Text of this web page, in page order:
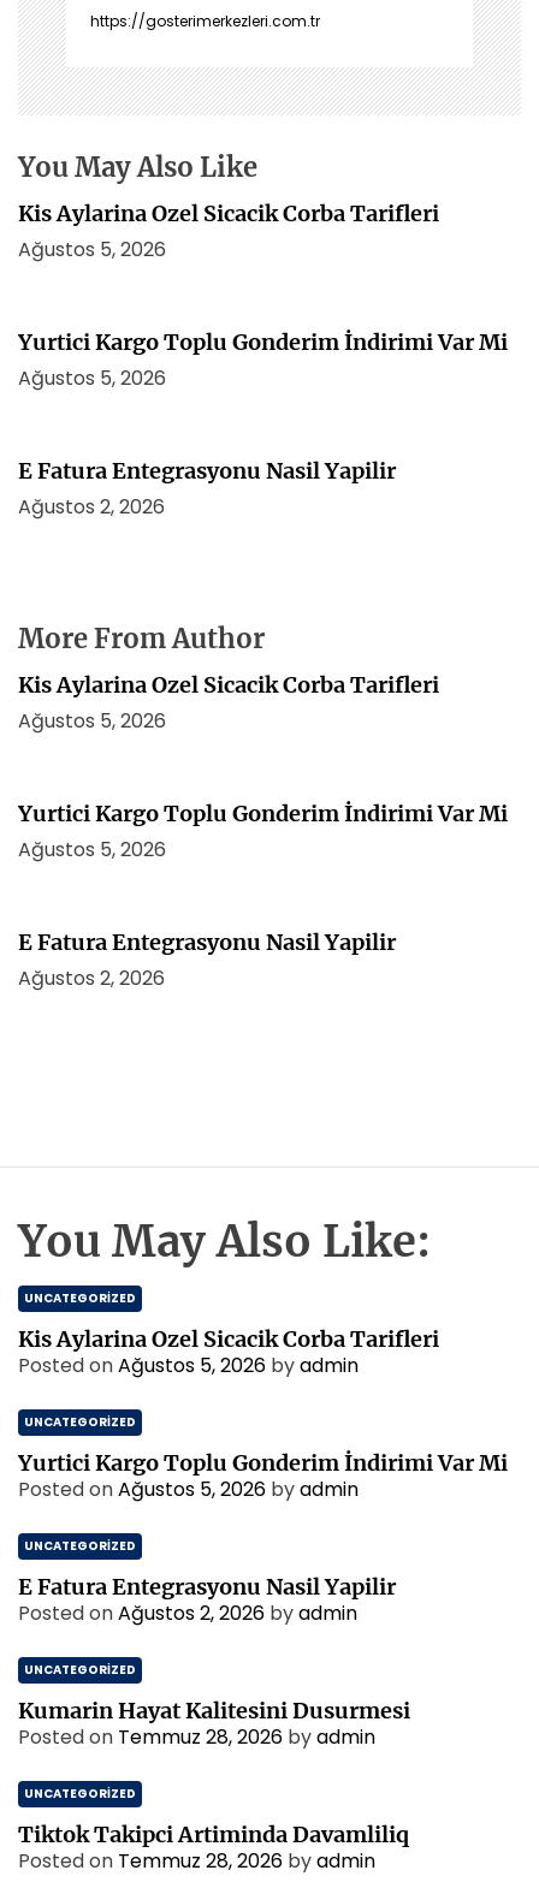
i
n
m
e
i
https://gosterimerkezleri.com.tr
You May Also Like
Kis Aylarina Ozel Sicacik Corba Tarifleri
Ağustos 5, 2026
Yurtici Kargo Toplu Gonderim İndirimi Var Mi
Ağustos 5, 2026
E Fatura Entegrasyonu Nasil Yapilir
Ağustos 2, 2026
More From Author
Kis Aylarina Ozel Sicacik Corba Tarifleri
Ağustos 5, 2026
Yurtici Kargo Toplu Gonderim İndirimi Var Mi
Ağustos 5, 2026
E Fatura Entegrasyonu Nasil Yapilir
Ağustos 2, 2026
You May Also Like:
UNCATEGORIZED
Kis Aylarina Ozel Sicacik Corba Tarifleri
Posted onAğustos 5, 2026 byadmin
UNCATEGORIZED
Yurtici Kargo Toplu Gonderim İndirimi Var Mi
Posted onAğustos 5, 2026 byadmin
UNCATEGORIZED
E Fatura Entegrasyonu Nasil Yapilir
Posted onAğustos 2, 2026 byadmin
UNCATEGORIZED
Kumarin Hayat Kalitesini Dusurmesi
Posted on Temmuz 28, 2026 byadmin
UNCATEGORIZED
Tiktok Takipci Artiminda Davamliliq
Posted on Temmuz 28, 2026 byadmin